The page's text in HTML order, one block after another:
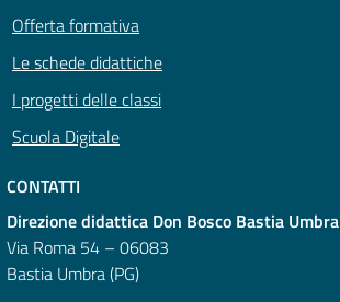
Offerta formativa
Le schede didattiche
I progetti delle classi
Scuola Digitale
CONTATTI
Direzione didattica Don Bosco Bastia Umbra
Via Roma 54 – 06083
Bastia Umbra (PG)